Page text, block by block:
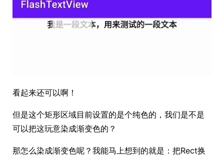
看起来还可以啊！
但是这个矩形区域目前设置的是个纯色的，我们是不是
可以把这玩意染成渐变色的？
那怎么染成渐变色呢？我能马上想到的就是：把Rect换